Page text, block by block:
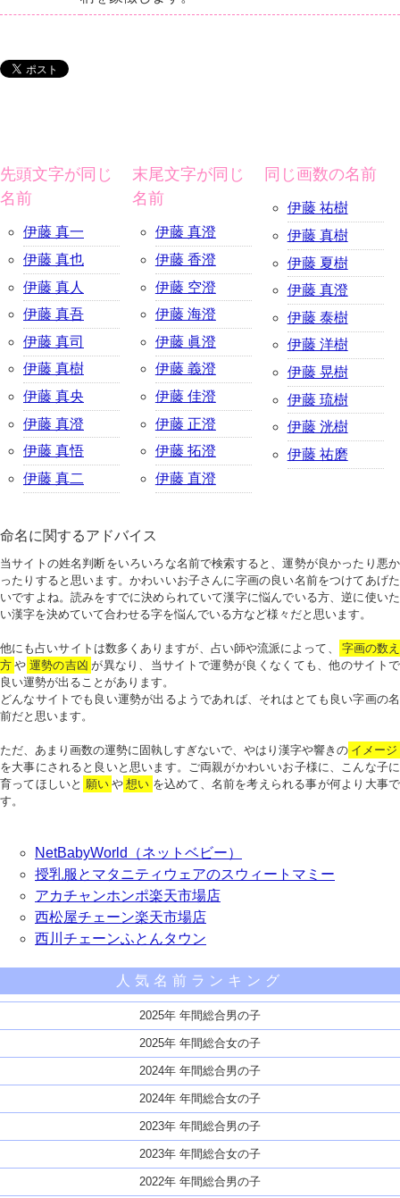
先頭文字が同じ
名前
伊藤 真一
伊藤 真也
伊藤 真人
伊藤 真吾
伊藤 真司
伊藤 真樹
伊藤 真央
伊藤 真澄
伊藤 真悟
伊藤 真二
末尾文字が同じ
名前
伊藤 真澄
伊藤 香澄
伊藤 空澄
伊藤 海澄
伊藤 眞澄
伊藤 義澄
伊藤 佳澄
伊藤 正澄
伊藤 拓澄
伊藤 直澄
同じ画数の名前
伊藤 祐樹
伊藤 真樹
伊藤 夏樹
伊藤 真澄
伊藤 泰樹
伊藤 洋樹
伊藤 晃樹
伊藤 琉樹
伊藤 洸樹
伊藤 祐磨
命名に関するアドバイス
当サイトの姓名判断をいろいろな名前で検索すると、運勢が良かったり悪か
ったりすると思います。かわいいお子さんに字画の良い名前をつけてあげた
いですよね。読みをすでに決められていて漢字に悩んでいる方、逆に使いた
い漢字を決めていて合わせる字を悩んでいる方など様々だと思います。
他にも占いサイトは数多くありますが、占い師や流派によって、
字画の数え
方 や 運勢の吉凶 が異なり、当サイトで運勢が良くなくても、他のサイトで
良い運勢が出ることがあります。
どんなサイトでも良い運勢が出るようであれば、それはとても良い字画の名
前だと思います。
ただ、あまり画数の運勢に固執しすぎないで、やはり漢字や響きの イメージ
を大事にされると良いと思います。ご両親がかわいいお子様に、こんな子に
育ってほしいと 願い や 想い を込めて、名前を考えられる事が何より大事で
す。
NetBabyWorld（ネットベビー）
授乳服とマタニティウェアのスウィートマミー
アカチャンホンポ楽天市場店
西松屋チェーン楽天市場店
西川チェーンふとんタウン
人気名前ランキング
2025年 年間総合男の子
2025年 年間総合女の子
2024年 年間総合男の子
2024年 年間総合女の子
2023年 年間総合男の子
2023年 年間総合女の子
2022年 年間総合男の子